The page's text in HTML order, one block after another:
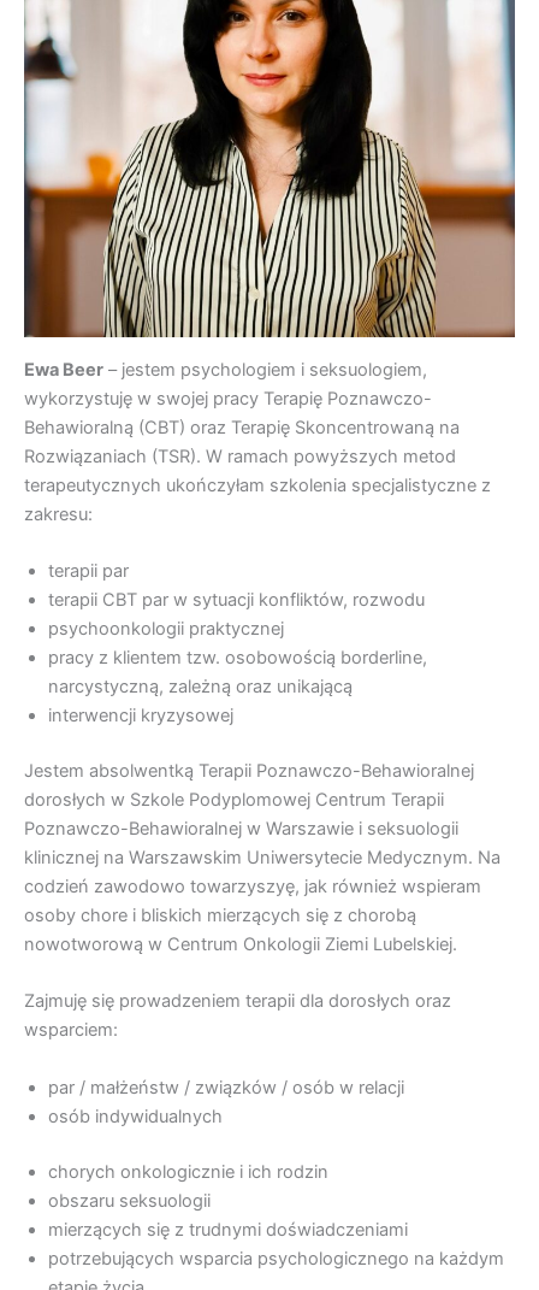
Ewa Beer – jestem psychologiem i seksuologiem,
wykorzystuję w swojej pracy Terapię Poznawczo-
Behawioralną (CBT) oraz Terapię Skoncentrowaną na
Rozwiązaniach (TSR). W ramach powyższych metod
terapeutycznych ukończyłam szkolenia specjalistyczne z
zakresu:
terapii par
terapii CBT par w sytuacji konfliktów, rozwodu
psychoonkologii praktycznej
pracy z klientem tzw. osobowością borderline,
narcystyczną, zależną oraz unikającą
interwencji kryzysowej
Jestem absolwentką Terapii Poznawczo-Behawioralnej
dorosłych w Szkole Podyplomowej Centrum Terapii
Poznawczo-Behawioralnej w Warszawie i seksuologii
klinicznej na Warszawskim Uniwersytecie Medycznym. Na
codzień zawodowo towarzyszyę, jak również wspieram
osoby chore i bliskich mierzących się z chorobą
nowotworową w Centrum Onkologii Ziemi Lubelskiej.
Zajmuję się prowadzeniem terapii dla dorosłych oraz
wsparciem:
par / małżeństw / związków / osób w relacji
osób indywidualnych
chorych onkologicznie i ich rodzin
obszaru seksuologii
mierzących się z trudnymi doświadczeniami
potrzebujących wsparcia psychologicznego na każdym